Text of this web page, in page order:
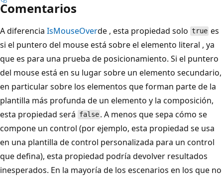
Comentarios
A diferencia IsMouseOverde , esta propiedad solo true es
si el puntero del mouse está sobre el elemento literal , ya
que es para una prueba de posicionamiento. Si el puntero
del mouse está en su lugar sobre un elemento secundario,
en particular sobre los elementos que forman parte de la
plantilla más profunda de un elemento y la composición,
esta propiedad será false . A menos que sepa cómo se
compone un control (por ejemplo, esta propiedad se usa
en una plantilla de control personalizada para un control
que defina), esta propiedad podría devolver resultados
inesperados. En la mayoría de los escenarios en los que no